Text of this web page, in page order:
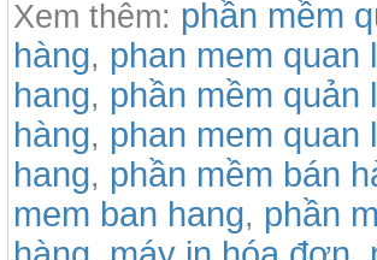
Xem thêm: phần mềm
hàng, phan mem quan
hang, phần mềm quản
hàng, phan mem quan
hang, phần mềm bán
mem ban hang, phần